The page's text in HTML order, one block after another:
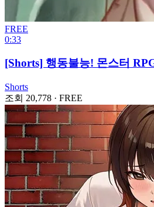
FREE
0:33
[Shorts] 행동불능! 몬스터
Shorts
조회 20,778 · FREE